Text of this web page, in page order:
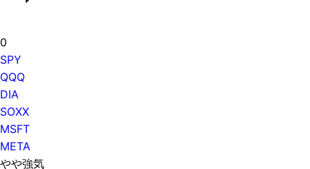
0
SPY
QQQ
DIA
SOXX
MSFT
META
やや強気